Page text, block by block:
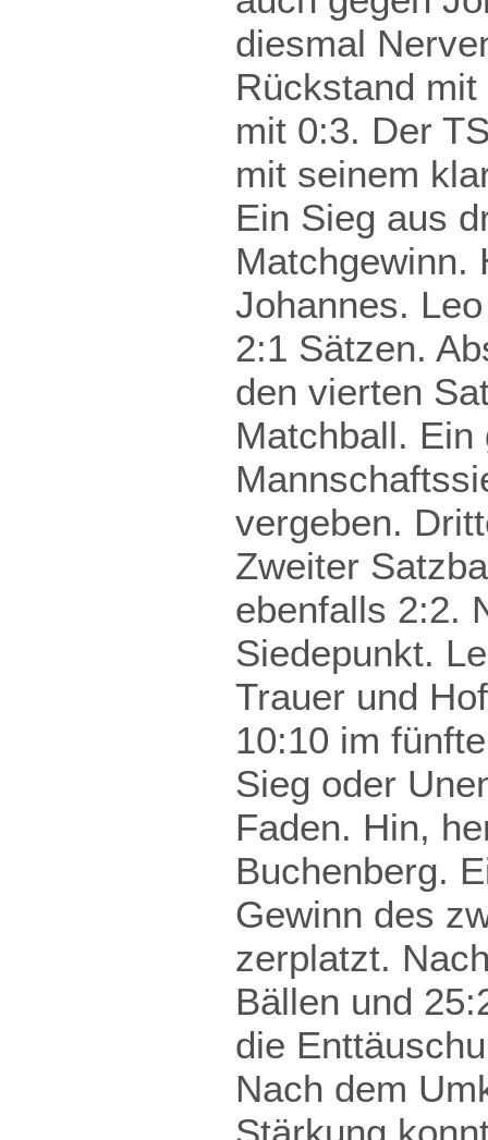
diesmal
Rückstand
mit 0:3. Der
mit seinem
Ein Sieg aus
Matchgewinn.
Johannes.
2:1 Sätzen.
den vierten
Matchball.
vergeben.
Zweiter
ebenfalls 2:2.
Siedepunkt.
Trauer und
10:10 im
Sieg oder
Faden. Hin,
Buchenberg.
Gewinn des
zerplatzt.
Bällen und
die
Nach dem
Stärkung